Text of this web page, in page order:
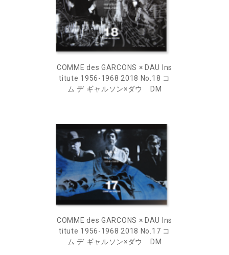
COMME des GARCONS × DAU Ins
titute 1956-1968 2018 No.18 コ
ム デ ギャルソン×ダウ DM
COMME des GARCONS × DAU Ins
titute 1956-1968 2018 No.17 コ
ム デ ギャルソン×ダウ DM